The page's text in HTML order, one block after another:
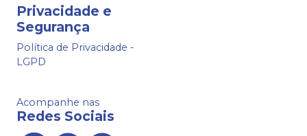
Privacidade e
Segurança
Política de Privacidade -
LGPD
Acompanhe nas
Redes Sociais